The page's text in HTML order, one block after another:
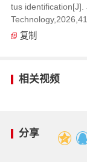
tus identification[J].
复制
相关视频
分享